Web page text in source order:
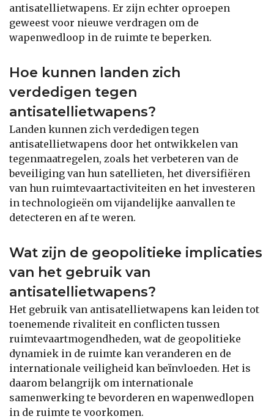
antisatellietwapens. Er zijn echter oproepen
geweest voor nieuwe verdragen om de
wapenwedloop in de ruimte te beperken.
Hoe kunnen landen zich
verdedigen tegen
antisatellietwapens?
Landen kunnen zich verdedigen tegen
antisatellietwapens door het ontwikkelen van
tegenmaatregelen, zoals het verbeteren van de
beveiliging van hun satellieten, het diversifiëren
van hun ruimtevaartactiviteiten en het investeren
in technologieën om vijandelijke aanvallen te
detecteren en af te weren.
Wat zijn de geopolitieke implicaties
van het gebruik van
antisatellietwapens?
Het gebruik van antisatellietwapens kan leiden tot
toenemende rivaliteit en conflicten tussen
ruimtevaartmogendheden, wat de geopolitieke
dynamiek in de ruimte kan veranderen en de
internationale veiligheid kan beïnvloeden. Het is
daarom belangrijk om internationale
samenwerking te bevorderen en wapenwedlopen
in de ruimte te voorkomen.